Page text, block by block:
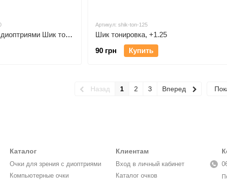
Очки тонированные с диоптриями Шик тон минусы, -5.50
Артикул: shik-ton-125
Шик тонировка, +1.25
90 грн
Купить
Назад 1 2 3 Вперед
Каталог
Очки для зрения с диоптриями
Компьютерные очки
Клиентам
Вход в личный кабинет
Каталог очков